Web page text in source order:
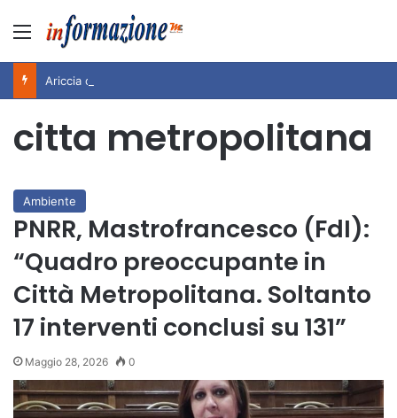
Menu
citta metropolitana
Ambiente
PNRR, Mastrofrancesco (FdI):
“Quadro preoccupante in
Città Metropolitana. Soltanto
17 interventi conclusi su 131”
Maggio 28, 2026 0